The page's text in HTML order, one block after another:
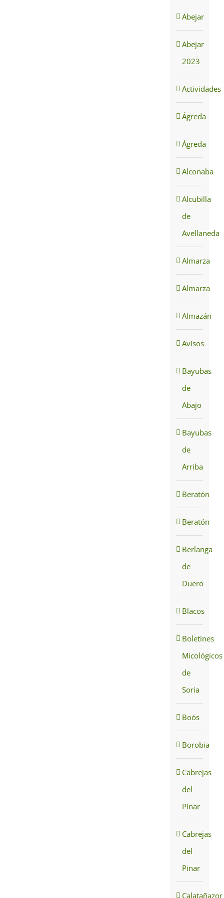
Abejar
Abejar
2023
Actividades
Ágreda
Ágreda
Alconaba
Alcubilla
de
Avellaneda
Almarza
Almarza
Almazán
Avisos
Bayubas
de
Abajo
Bayubas
de
Arriba
Beratón
Beratón
Berlanga
de
Duero
Blacos
Boletines
Micológicos
de
Soria
Boós
Borobia
Cabrejas
del
Pinar
Cabrejas
del
Pinar
Calatañazor